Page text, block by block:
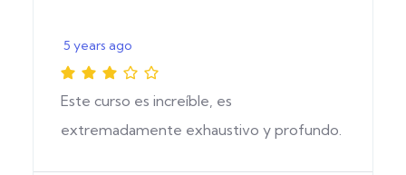
5 years ago
Este curso es increíble, es
extremadamente exhaustivo y profundo.